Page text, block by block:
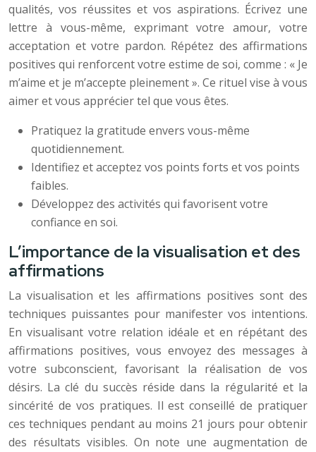
qualités, vos réussites et vos aspirations. Écrivez une
lettre à vous-même, exprimant votre amour, votre
acceptation et votre pardon. Répétez des affirmations
positives qui renforcent votre estime de soi, comme : « Je
m’aime et je m’accepte pleinement ». Ce rituel vise à vous
aimer et vous apprécier tel que vous êtes.
Pratiquez la gratitude envers vous-même
quotidiennement.
Identifiez et acceptez vos points forts et vos points
faibles.
Développez des activités qui favorisent votre
confiance en soi.
L’importance de la visualisation et des
affirmations
La visualisation et les affirmations positives sont des
techniques puissantes pour manifester vos intentions.
En visualisant votre relation idéale et en répétant des
affirmations positives, vous envoyez des messages à
votre subconscient, favorisant la réalisation de vos
désirs. La clé du succès réside dans la régularité et la
sincérité de vos pratiques. Il est conseillé de pratiquer
ces techniques pendant au moins 21 jours pour obtenir
des résultats visibles. On note une augmentation de